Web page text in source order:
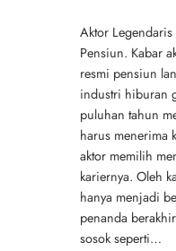
Aktor
Pensiun. Kabar
resmi pensiun
industri hiburan
puluhan tahun
harus menerima
aktor memilih
kariernya. Oleh
hanya menjadi
penanda
sosok seperti…